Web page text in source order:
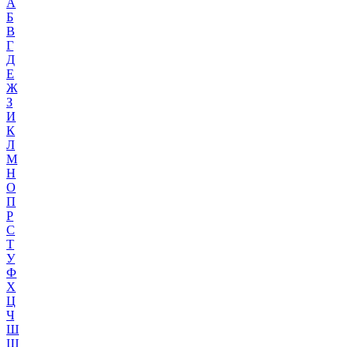
Б
В
Г
Д
Е
Ж
З
И
К
Л
М
Н
О
П
Р
С
Т
У
Ф
Х
Ц
Ч
Ш
Щ